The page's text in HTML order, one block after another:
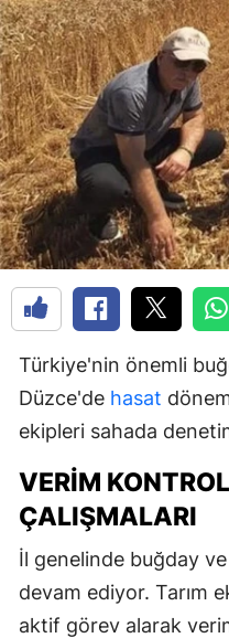
Türkiye'nin önemli
Düzce'de hasat
ekipleri sahada
VERIM
ÇALIŞMALARI
İl genelinde buğday ve
devam ediyor. Tarım
aktif görev alarak